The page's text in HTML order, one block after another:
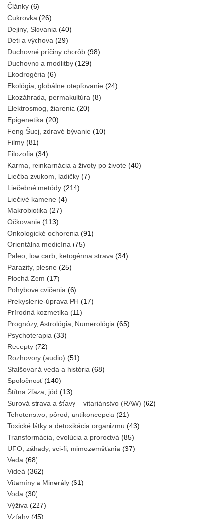
Články (6)
Cukrovka (26)
Dejiny, Slovania (40)
Deti a výchova (29)
Duchovné príčiny chorôb (98)
Duchovno a modlitby (129)
Ekodrogéria (6)
Ekológia, globálne otepľovanie (24)
Ekozáhrada, permakultúra (8)
Elektrosmog, žiarenia (20)
Epigenetika (20)
Feng Šuej, zdravé bývanie (10)
Filmy (81)
Filozofia (34)
Karma, reinkarnácia a životy po živote (40)
Liečba zvukom, ladičky (7)
Liečebné metódy (214)
Liečivé kamene (4)
Makrobiotika (27)
Očkovanie (113)
Onkologické ochorenia (91)
Orientálna medicína (75)
Paleo, low carb, ketogénna strava (34)
Parazity, plesne (25)
Plochá Zem (17)
Pohybové cvičenia (6)
Prekyslenie-úprava PH (17)
Prírodná kozmetika (11)
Prognózy, Astrológia, Numerológia (65)
Psychoterapia (33)
Recepty (72)
Rozhovory (audio) (51)
Sfalšovaná veda a história (68)
Spoločnosť(140)
Štítna žľaza, jód (13)
Surová strava a šťavy – vitariánstvo (RAW) (62)
Tehotenstvo, pôrod, antikoncepcia (21)
Toxické látky a detoxikácia organizmu (43)
Transformácia, evolúcia a proroctvá (85)
UFO, záhady, sci-fi, mimozemšťania (37)
Veda (68)
Videá (362)
Vitamíny a Minerály (61)
Voda (30)
Výživa (227)
Vzťahy (45)